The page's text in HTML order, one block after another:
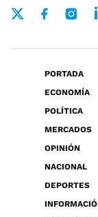
PORTADA
ECONOMÍA
POLÍTICA
MERCADOS
OPINIÓN
NACIONAL
DEPORTES